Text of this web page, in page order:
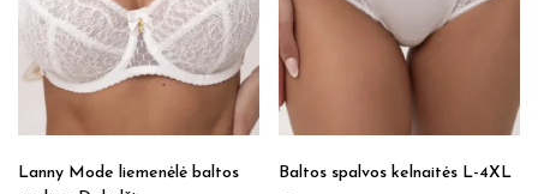
Lanny Mode liemenėlė baltos
Baltos spalvos kelnaitės L-4XL